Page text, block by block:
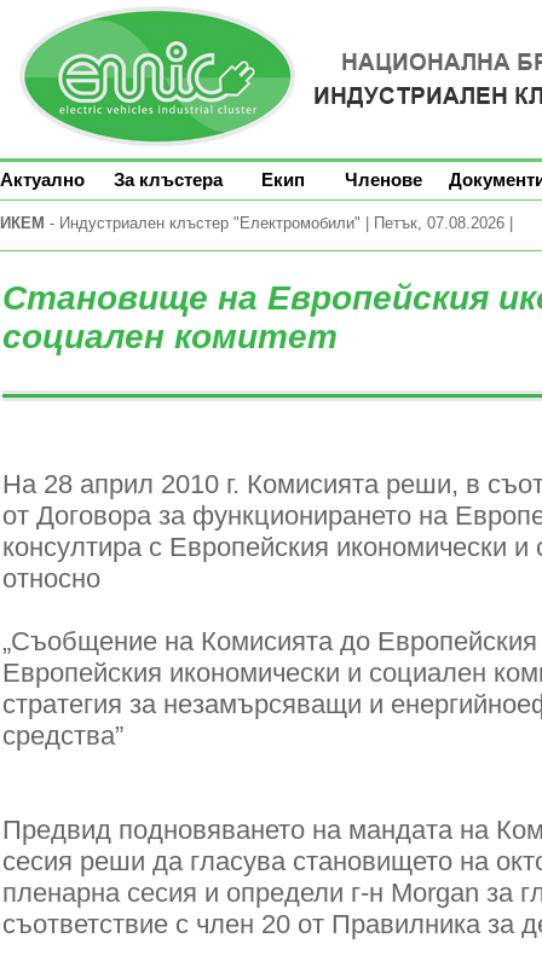
Актуално За клъстера Екип Членове
ИКЕМ - Индустриален клъстер "Електромобили" | Петък, 07.08.2026 |
Становище на Европейския
социален комитет
На 28 април 2010 г. Комисията реши, в
от Договора за функционирането на
консултира с Европейския икономически и
относно
„Съобщение на Комисията до
Европейския икономически и социален
стратегия за незамърсяващи и
средства”
Предвид подновяването на мандата на
сесия реши да гласува становището на
пленарна сесия и определи г-н Morgan за
съответствие с член 20 от Правилника за